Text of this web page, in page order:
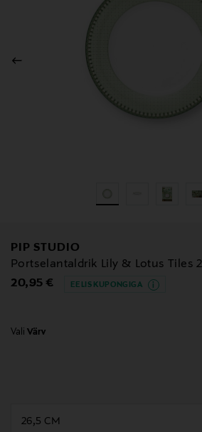
PIP STUDIO
Portselantaldrik Lily & Lotus Tiles
Original Price
20,95 € EELIS KUPONGIGA
Vali Värv